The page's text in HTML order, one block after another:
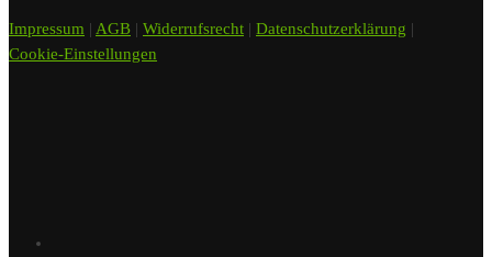
Impressum | AGB | Widerrufsrecht | Datenschutzerklärung |
Cookie-Einstellungen